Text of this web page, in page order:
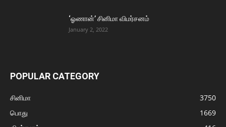
‘ஓணான்’ சினிமா விமர்சனம்
January 2, 2022
POPULAR CATEGORY
சினிமா
3750
பொது
1669